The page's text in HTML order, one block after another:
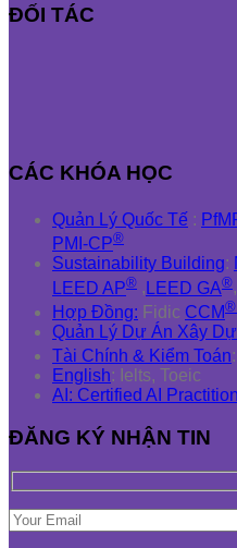
ĐỐI TÁC
CÁC KHÓA HỌC
Quản Lý Quốc Tế :
PMI-CP®
Sustainability Building:
LEED AP® , LEED GA®,
Hợp Đồng: Fidic CCM®
Quản Lý Dự Án Xây
Tài Chính & Kiểm Toán:
English: Ielts, Toeic
AI: Certified AI
ĐĂNG KÝ NHẬN TIN